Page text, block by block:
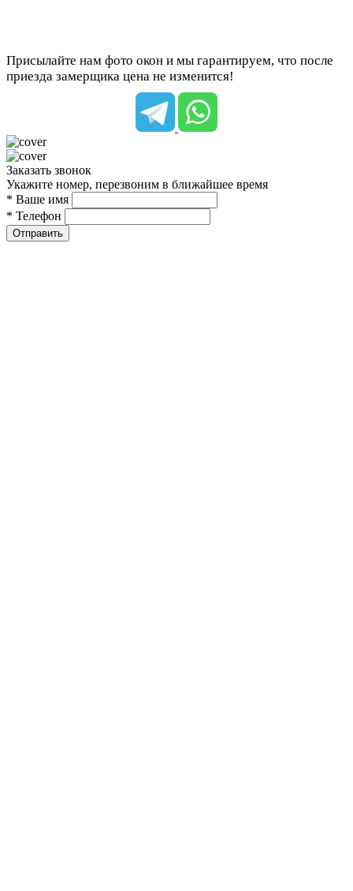
Присылайте нам фото окон и мы гарантируем, что после
приезда замерщика цена не изменится!
Заказать звонок
Укажите номер, перезвоним в ближайшее время
* Ваше имя
* Телефон
Отправить